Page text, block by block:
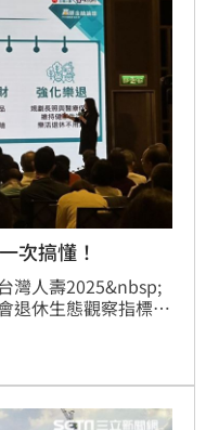
次搞懂！
灣人壽2025&nbsp;
退休生態觀察指標」
退休準備必須靠自
局」，擁有「充裕、